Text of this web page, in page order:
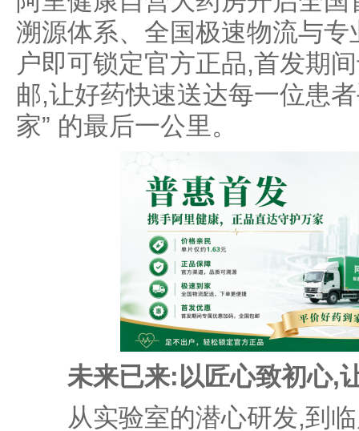
溯源体系、全国极速物流与
户即可锁定官方正品,首发期
邮,让好药快速送达每一位患
家” 的最后一公里。
未来已来:以匠心致初心,
从实验室的潜心研发,到临